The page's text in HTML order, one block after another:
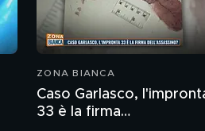
ZONA BIANCA
Caso Garlasco,
33 è la firma